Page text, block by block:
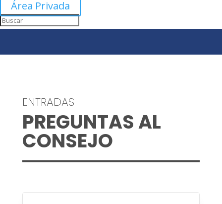
Área Privada
ENTRADAS
PREGUNTAS AL
CONSEJO